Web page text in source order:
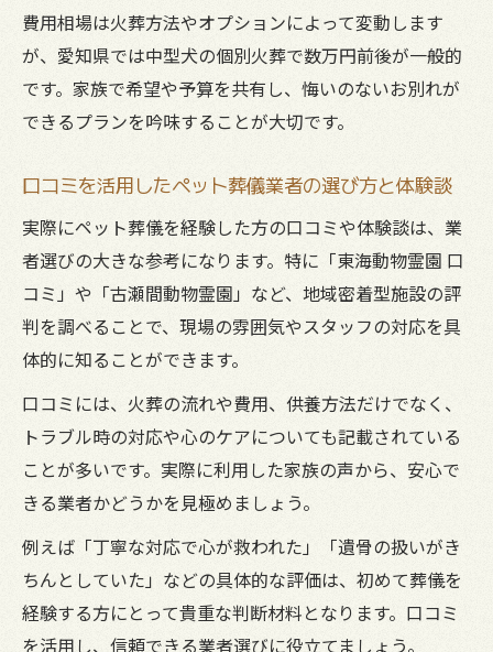
費用相場は火葬方法やオプションによって変動します
が、愛知県では中型犬の個別火葬で数万円前後が一般的
です。家族で希望や予算を共有し、悔いのないお別れが
できるプランを吟味することが大切です。
口コミを活用したペット葬儀業者の選び方と体験談
実際にペット葬儀を経験した方の口コミや体験談は、業
者選びの大きな参考になります。特に「東海動物霊園 口
コミ」や「古瀬間動物霊園」など、地域密着型施設の評
判を調べることで、現場の雰囲気やスタッフの対応を具
体的に知ることができます。
口コミには、火葬の流れや費用、供養方法だけでなく、
トラブル時の対応や心のケアについても記載されている
ことが多いです。実際に利用した家族の声から、安心で
きる業者かどうかを見極めましょう。
例えば「丁寧な対応で心が救われた」「遺骨の扱いがき
ちんとしていた」などの具体的な評価は、初めて葬儀を
経験する方にとって貴重な判断材料となります。口コミ
を活用し、信頼できる業者選びに役立てましょう。